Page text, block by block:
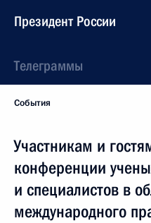
Президент России
Телеграммы
События
Участникам и
конференции
и специалистов в
международного